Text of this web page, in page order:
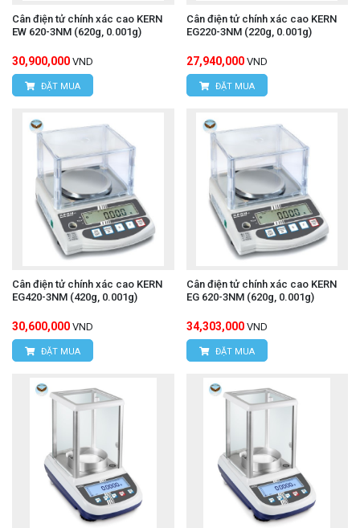
Cân điện tử chính xác cao KERN
EW 620-3NM (620g, 0.001g)
30,900,000 VND
ĐẶT MUA
Cân điện tử chính xác cao KERN
EG220-3NM (220g, 0.001g)
27,940,000 VND
ĐẶT MUA
Cân điện tử chính xác cao KERN
EG420-3NM (420g, 0.001g)
30,600,000 VND
ĐẶT MUA
Cân điện tử chính xác cao KERN
EG 620-3NM (620g, 0.001g)
34,303,000 VND
ĐẶT MUA